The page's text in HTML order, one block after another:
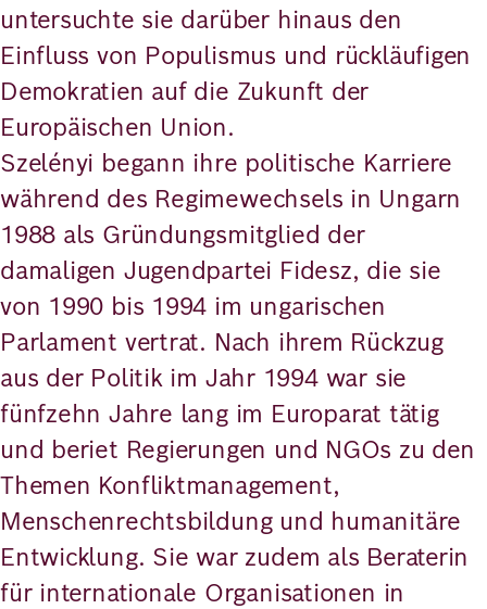
untersuchte sie darüber hinaus den
Einfluss von Populismus und rückläufigen
Demokratien auf die Zukunft der
Europäischen Union.
Szelényi begann ihre politische Karriere
während des Regimewechsels in Ungarn
1988 als Gründungsmitglied der
damaligen Jugendpartei Fidesz, die sie
von 1990 bis 1994 im ungarischen
Parlament vertrat. Nach ihrem Rückzug
aus der Politik im Jahr 1994 war sie
fünfzehn Jahre lang im Europarat tätig
und beriet Regierungen und NGOs zu den
Themen Konfliktmanagement,
Menschenrechtsbildung und humanitäre
Entwicklung. Sie war zudem als Beraterin
für internationale Organisationen in